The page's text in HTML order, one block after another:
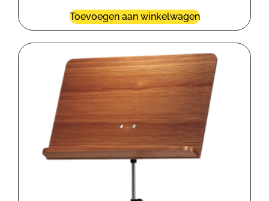
Toevoegen aan winkelwagen